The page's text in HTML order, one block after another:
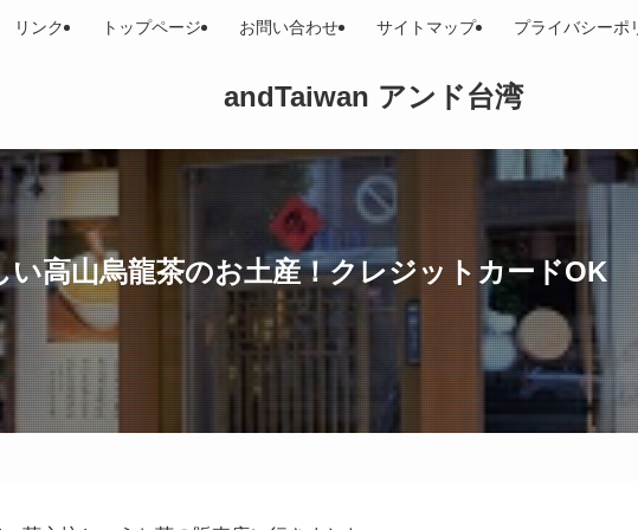
andTaiwan アンド台湾
リンク トップページ お問い合わせ サイトマップ プライバシーポ
い高山烏龍茶のお土産！クレジットカードOK